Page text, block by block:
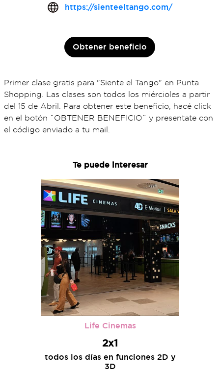
https://sienteeltango.com/
Obtener beneficio
Primer clase gratis para "Siente el Tango" en Punta
Shopping. Las clases son todos los miércioles a partir
del 15 de Abril. Para obtener este beneficio, hacé click
en el botón ¨OBTENER BENEFICIO¨ y presentate con
el código enviado a tu mail.
Te puede interesar
Life Cinemas
2x1
todos los días en funciones 2D y
3D